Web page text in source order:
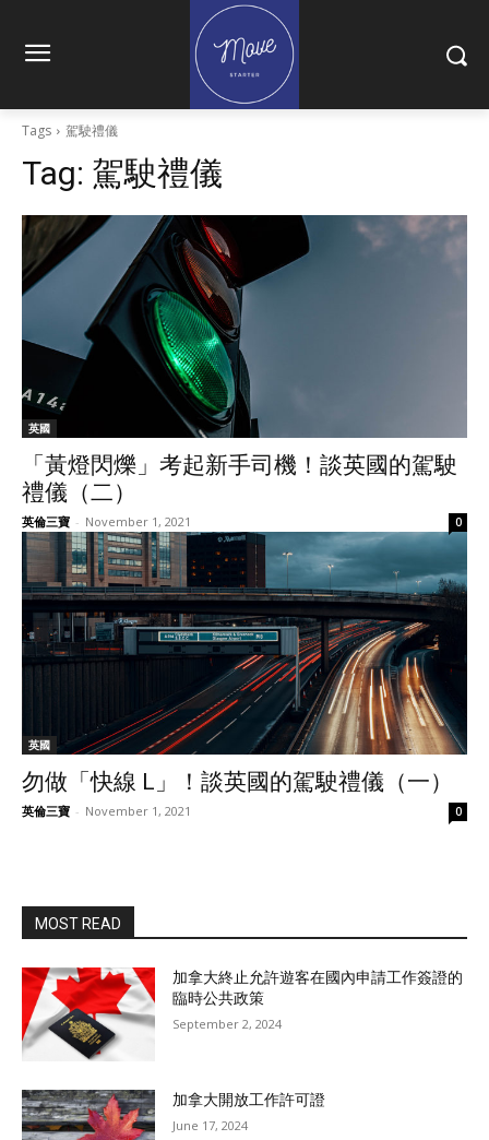
Tags 駕駛禮儀
Tag: 駕駛禮儀
英國
「黃燈閃爍」考起新手司機！談英國的駕駛
禮儀（二）
英倫三寶 - November 1, 2021 0
英國
勿做「快線 L」！談英國的駕駛禮儀（一）
英倫三寶 - November 1, 2021 0
MOST READ
加拿大終止允許遊客在國內申請工作簽證的
臨時公共政策
September 2, 2024
加拿大開放工作許可證
June 17, 2024